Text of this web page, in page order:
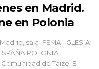
en Madrid.
en Polonia
sala IFEMA IGLESIA
POLONIA
Comunidad de Taizé: El